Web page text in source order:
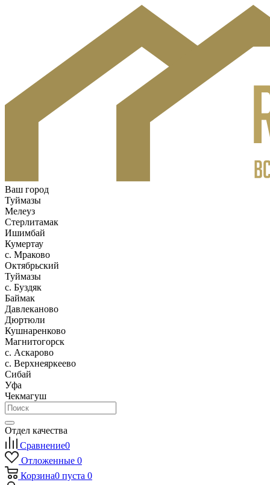
Ваш город
Туймазы
Мелеуз
Стерлитамак
Ишимбай
Кумертау
c. Мраково
Октябрьский
Туймазы
c. Буздяк
Баймак
Давлеканово
Дюртюли
Кушнаренково
Магнитогорск
с. Аскарово
с. Верхнеяркеево
Сибай
Уфа
Чекмагуш
Отдел качества
Сравнение0
Отложенные 0
Корзина0 пуста 0